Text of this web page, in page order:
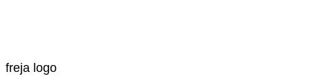
freja logo